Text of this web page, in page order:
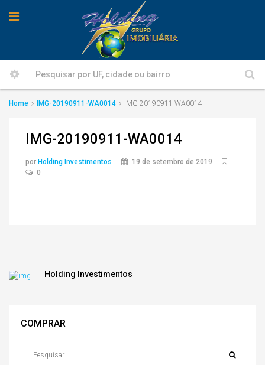
Home IMG-20190911-WA0014 IMG-20190911-WA0014
IMG-20190911-WA0014
por Holding Investimentos
19 de setembro de 2019
0
Holding Investimentos
COMPRAR